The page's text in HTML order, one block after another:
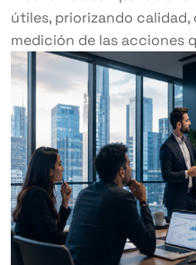
útiles, priorizando calidad,
medición de las acciones